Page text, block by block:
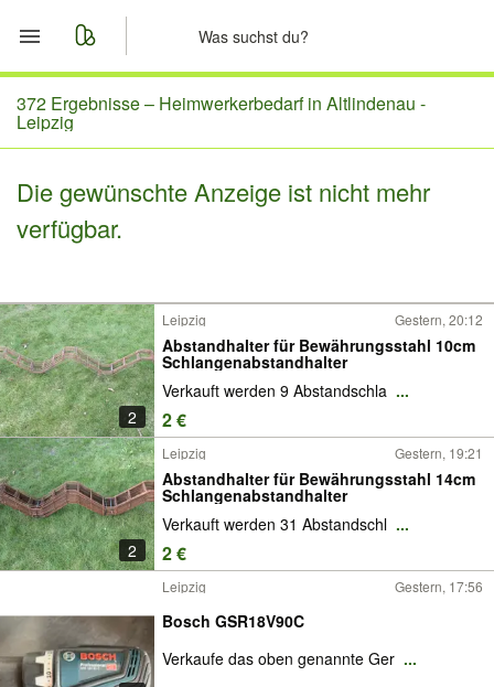
Start
Merkliste
Nachrichten
372 Ergebnisse – Heimwerkerbedarf in Altlindenau -
Leipzig
Die gewünschte Anzeige ist nicht mehr
verfügbar.
2
Leipzig Gestern, 20:12
Abstandhalter für Bewährungsstahl 10cm
Schlangenabstandhalter
Verkauft werden 9 Abstandschla ...
2 €
2
Leipzig Gestern, 19:21
Abstandhalter für Bewährungsstahl 14cm
Schlangenabstandhalter
Verkauft werden 31 Abstandschl ...
2 €
Leipzig Gestern, 17:56
Bosch GSR18V90C
Verkaufe das oben genannte Ger ...